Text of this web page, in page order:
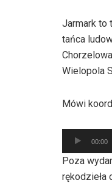
Jarmark to
tańca
Wielopola
Mówi
Odtwarzacz
plików
00:00
Poza
rękodzieła